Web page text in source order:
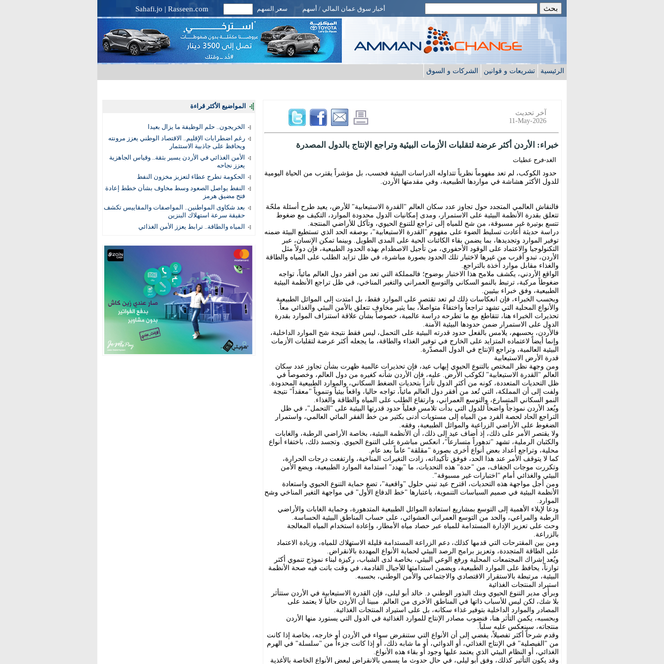
أخبار سوق عمان المالي / أسهم سعر السهم Sahafi.jo | Rasseen.com
الرئيسية تشريعات و قوانين الشركات و السوق
المواضيع الأكثر قراءة
الخريجون.. حلم الوظيفة ما يزال بعيدا
رغم اضطرابات الإقليم.. الاقتصاد الوطني يعزز مرونته
ويحافظ على جاذبية الاستثمار
الأمن الغذائي في الأردن يسير بثقة.. وقياس الجاهزية
يعزز نجاحه
الحكومة تطرح عطاء لتعزيز مخزون النفط
النفط يواصل الصعود وسط مخاوف بشأن خطط إعادة
فتح مضيق هرمز
بعد شكاوى المواطنين.. المواصفات والمقاييس تكشف
حقيقة سرعة استهلاك البنزين
المياه والطاقة.. ترابط يعزز الأمن الغذائي
آخر تحديث
11-May-2026
خبراء: الأردن أكثر عرضة لتقلبات الأزمات البيئية وتراجع الإنتاج بالدول المصدرة
الغد-فرح عطيات
حدود الكوكب، لم تعد مفهوماً نظرياً تتداوله الدراسات البيئية فحسب، بل مؤشراً يقترب من الحياة اليومية
للدول الأكثر هشاشة في مواردها الطبيعية، وفي مقدمتها الأردن.
فالنقاش العالمي المتجدد حول تجاوز عدد سكان العالم "القدرة الاستيعابية" للأرض، يعيد طرح أسئلة ملحّة
تتعلق بقدرة الأنظمة البيئية على الاستمرار، ومدى إمكانيات الدول محدودة الموارد، التكيف مع ضغوط
تتسع بوتيرة غير مسبوقة، من شح للمياه إلى تراجع للتنوع الحيوي، وتآكل للأراضي المنتجة.
دراسة حديثة أعادت تسليط الضوء على مفهوم "القدرة الاستيعابية"، بوصفه الحد الذي تستطيع البيئة ضمنه
توفير الموارد وتجديدها، بما يضمن بقاء الكائنات الحية على المدى الطويل. وبينما تمكن الإنسان، عبر
التكنولوجيا والاعتماد على الوقود الأحفوري، من تأجيل الاصطدام بهذه الحدود الطبيعية، فإن دولاً مثل
الأردن، تبدو أقرب من غيرها لاختبار تلك الحدود بصورة مباشرة، في ظل تزايد الطلب على المياه والطاقة
والغذاء مقابل موارد آخذة بالتراجع.
الواقع الأردني، يكشف ملامح هذا الاختبار بوضوح؛ فالمملكة التي تعد من أفقر دول العالم مائياً، تواجه
ضغوطاً مركبة، ترتبط بالنمو السكاني والتوسع العمراني والتغير المناخي، في ظل تراجع الأنظمة البيئية
الطبيعية، وفق خبراء بيئيين.
وبحسب الخبراء، فإن انعكاسات ذلك لم تعد تقتصر على الموارد فقط، بل امتدت إلى الموائل الطبيعية
والأنواع المحلية التي تشهد تراجعاً واختفاءً متواصلاً، بما يثير مخاوف تتعلق بالأمن البيئي والغذائي معاً.
تحذيرات الخبراء هنا، تتقاطع مع ما تطرحه دراسة عالمية، خصوصاً بشأن علاقة استنزاف الموارد بقدرة
الدول على الاستمرار ضمن حدودها البيئية الآمنة.
فالأردن، بحسبهم، يلامس بالفعل حدود قدرته البيئية على التحمل، ليس فقط نتيجة شح الموارد الداخلية،
وإنما أيضاً لاعتماده المتزايد على الخارج في توفير الغذاء والطاقة، ما يجعله أكثر عرضة لتقلبات الأزمات
البيئية العالمية، وتراجع الإنتاج في الدول المصدّرة.
قدرة الأرض الاستيعابية
ومن وجهة نظر المختص بالتنوع الحيوي إيهاب عيد، فإن تحذيرات عالمية ظهرت بشأن تجاوز عدد سكان
العالم "القدرة الاستيعابية" لكوكب الأرض. عليه، فإن الأردن شأنه كغيره من دول العالم، وخصوصاً في
ظل التحديات المتعددة، كونه من أكثر الدول تأثراً بتحديات الضغط السكاني، والموارد الطبيعية المحدودة.
ولفت إلى أن المملكة، التي تُعد من أفقر دول العالم مائياً، تواجه حاليا، واقعاً بيئياً وتنموياً "معقداً" نتيجة
النمو السكاني المتسارع، والتوسع العمراني، وارتفاع الطلب على المياه والطاقة والغذاء.
ويُعد الأردن نموذجاً واضحاً للدول التي بدأت تلامس فعلياً حدود قدرتها البيئية على "التحمل"، في ظل
التراجع الحاد لحصة الفرد من المياه إلى مستويات أدنى بكثير من خط الفقر المائي العالمي، واستمرار
الضغوط على الأراضي الزراعية والموائل الطبيعية، وفقه.
ولا يقتصر الأمر على ذلك، إذ أضاف عيد إلى ذلك، أن الأنظمة البيئية، بخاصة الأراضي الرطبة، والغابات
والكثبان الرملية، تشهد "تدهوراً متسارعاً"، انعكس مباشرة على التنوع الحيوي. وتجسد ذلك، باختفاء أنواع
محلية، وتراجع أعداد بعض أنواع أخرى بصورة "مقلقة" عاماً بعد عام.
كما لا يتوقف الأمر عند هذا الحد، فوفق تأكيداته، زادت التغيرات المناخية، وارتفعت درجات الحرارة،
وتكررت موجات الجفاف، من "حدة" هذه التحديات، ما "يهدد" استدامة الموارد الطبيعية، ويضع الأمن
البيئي والغذائي أمام "اختبارات غير مسبوقة".
ومن أجل مواجهة هذه التحديات، اقترح عيد تبني حلول "واقعية"، تضع حماية التنوع الحيوي واستعادة
الأنظمة البيئية في صميم السياسات التنموية، باعتبارها "خط الدفاع الأول" في مواجهة التغير المناخي وشح
الموارد.
ودعا لإيلاء الأهمية إلى التوسع بمشاريع استعادة الموائل الطبيعية المتدهورة، وحماية الغابات والأراضي
الرطبة والمراعي، والحد من التوسع العمراني العشوائي، على حساب المناطق البيئية الحساسة.
وحث على تعزيز الإدارة المستدامة للمياه عبر حصاد مياه الأمطار، وإعادة استخدام المياه المعالجة
بالزراعة.
ومن بين المقترحات التي قدمها كذلك، دعم الزراعة المستدامة قليلة الاستهلاك للمياه، وزيادة الاعتماد
على الطاقة المتجددة، وتعزيز برامج الرصد البيئي لحماية الأنواع المهددة بالانقراض.
ويُعد إشراك المجتمعات المحلية ورفع الوعي البيئي، بخاصة لدى الشباب، ركيزة لبناء نموذج تنموي أكثر
توازناً، يحافظ على الموارد الطبيعية، ويضمن استدامتها للأجيال القادمة، في وقت باتت فيه صحة الأنظمة
البيئية، مرتبطة بالاستقرار الاقتصادي والاجتماعي والأمن الوطني، بحسبه.
استيراد المنتجات الغذائية
وبرأي مدير التنوع الحيوي وبنك البذور الوطني د. خالد أبو ليلى، فإن القدرة الاستيعابية في الأردن ستتأثر
بلا شك، لكن ليس للأسباب ذاتها في المناطق الأخرى من العالم. مبينا أن الأردن حالياً لا يعتمد على
المصادر والموارد الداخلية بتوفير غذاء سكانه، بل على استيراد المنتجات الغذائية.
وبحسبه، يكمن التأثر هنا، فنضوب مصادر الإنتاج للموارد الغذائية في الدول التي يستورد منها الأردن
منتجاته، سينعكس عليه سلباً.
وقدم شرحاً أكثر تفصيلاً، يفضي إلى أن الأنواع التي ستنقرض سواء في الأردن أو خارجه، بخاصة إذا كانت
من "الفيصلية" في الإنتاج الغذائي، أو الدوائي، أو ما شابه ذلك، أو إذا كانت جزءاً من "سلسلة" في الهرم
الغذائي، أو النظام البيئي الذي يعتمد عليها وجود أو بقاء هذه الأنواع.
وقد يكون التأثير كذلك، وفق أبو ليلى، في حال حدوث ما يسمى بالانقراض لبعض الأنواع الخاصة بالأغذية